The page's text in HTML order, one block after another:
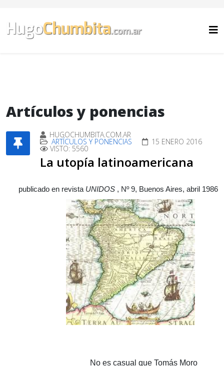
Artículos y ponencias
HUGOCHUMBITA.COM.AR
ARTÍCULOS Y PONENCIAS 15 ENERO 2016
VISTO: 5560
La utopía latinoamericana
publicado en revista UNIDOS , Nº 9, Buenos Aires, abril 1986
No es casual que Tomás Moro